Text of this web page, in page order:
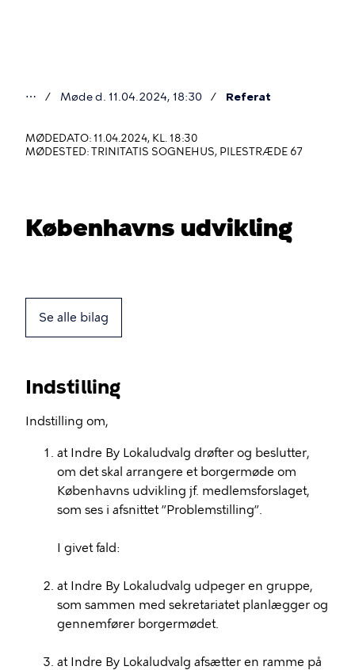
er
her
⋯ Møde d. 11.04.2024, 18:30 Referat
MØDEDATO: 11.04.2024, KL. 18:30
MØDESTED: TRINITATIS SOGNEHUS, PILESTRÆDE 67
Københavns udvikling
Se alle bilag
Indstilling
Indstilling om,
at Indre By Lokaludvalg drøfter og beslutter,
om det skal arrangere et borgermøde om
Københavns udvikling jf. medlemsforslaget,
som ses i afsnittet ”Problemstilling”.
I givet fald:
at Indre By Lokaludvalg udpeger en gruppe,
som sammen med sekretariatet planlægger og
gennemfører borgermødet.
at Indre By Lokaludvalg afsætter en ramme på